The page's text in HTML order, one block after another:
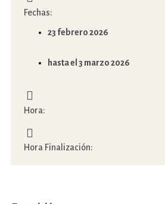
Fechas:
23 febrero 2026
hasta el 3 marzo 2026
Hora:
Hora Finalización: